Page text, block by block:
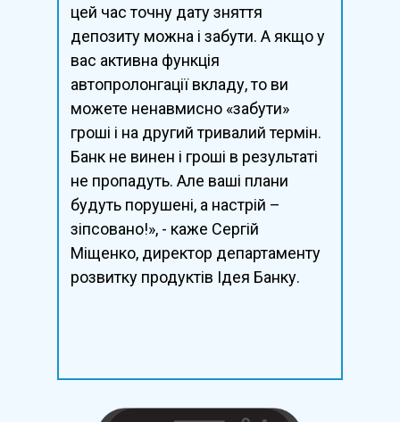
цей час точну дату зняття
депозиту можна і забути. А якщо у
вас активна функція
автопролонгації вкладу, то ви
можете ненавмисно «забути»
гроші і на другий тривалий термін.
Банк не винен і гроші в результаті
не пропадуть. Але ваші плани
будуть порушені, а настрій –
зіпсовано!», - каже Сергій
Міщенко, директор департаменту
розвитку продуктів Ідея Банку.